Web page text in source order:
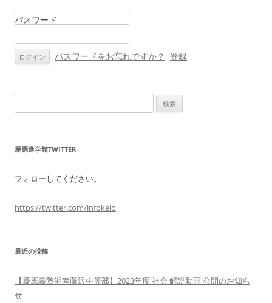
ョ
パスワード
パスワードをお忘れですか？ 登録
索:
慶應進学館TWITTER
フォローしてください。
https://twitter.com/infokeio
最近の投稿
【慶應義塾湘南藤沢中等部】2023年度 社会 解説動画 公開のお知ら
せ